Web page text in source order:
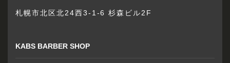
札幌市北区北24西3-1-6 杉森ビル2F
KABS BARBER SHOP